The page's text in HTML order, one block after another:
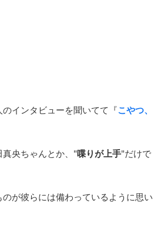
インタビューを聞いてて『こやつ、
央ちゃんとか、"喋りが上手"だけで
が彼らには備わっているように思い